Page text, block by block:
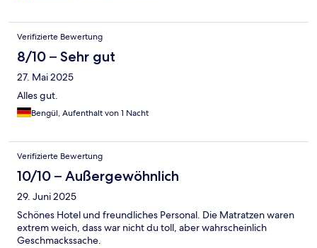
Verifizierte Bewertung
8/10 – Sehr gut
27. Mai 2025
Alles gut.
Bengül, Aufenthalt von 1 Nacht
Verifizierte Bewertung
10/10 – Außergewöhnlich
29. Juni 2025
Schönes Hotel und freundliches Personal. Die Matratzen waren
extrem weich, dass war nicht du toll, aber wahrscheinlich
Geschmackssache.